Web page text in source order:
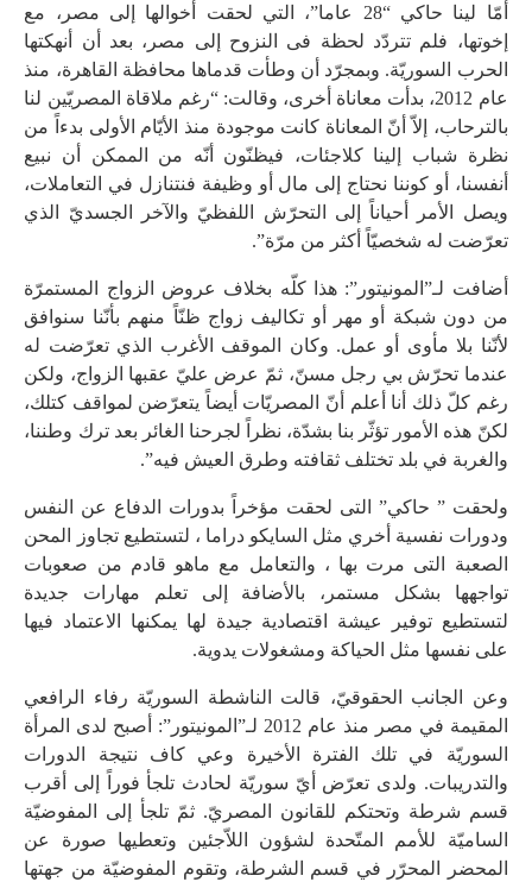
أمّا لينا حاكي “28 عاما”، التي لحقت أخوالها إلى مصر، مع
إخوتها، فلم تتردّد لحظة فى النزوح إلى مصر، بعد أن أنهكتها
الحرب السوريّة. وبمجرّد أن وطأت قدماها محافظة القاهرة، منذ
عام 2012، بدأت معاناة أخرى، وقالت: “رغم ملاقاة المصريّين لنا
بالترحاب، إلاّ أنّ المعاناة كانت موجودة منذ الأيّام الأولى بدءاً من
نظرة شباب إلينا كلاجئات، فيظنّون أنّه من الممكن أن نبيع
أنفسنا، أو كوننا نحتاج إلى مال أو وظيفة فنتنازل في التعاملات،
ويصل الأمر أحياناً إلى التحرّش اللفظيّ والآخر الجسديّ الذي
تعرّضت له شخصيّاً أكثر من مرّة”.
أضافت لـ”المونيتور”: هذا كلّه بخلاف عروض الزواج المستمرّة
من دون شبكة أو مهر أو تكاليف زواج ظنّاً منهم بأنّنا سنوافق
لأنّنا بلا مأوى أو عمل. وكان الموقف الأغرب الذي تعرّضت له
عندما تحرّش بي رجل مسنّ، ثمّ عرض عليّ عقبها الزواج، ولكن
رغم كلّ ذلك أنا أعلم أنّ المصريّات أيضاً يتعرّضن لمواقف كتلك،
لكنّ هذه الأمور تؤثّر بنا بشدّة، نظراً لجرحنا الغائر بعد ترك وطننا،
والغربة في بلد تختلف ثقافته وطرق العيش فيه”.
ولحقت ” حاكي” التى لحقت مؤخراً بدورات الدفاع عن النفس
ودورات نفسية أخري مثل السايكو دراما ، لتستطيع تجاوز المحن
الصعبة التى مرت بها ، والتعامل مع ماهو قادم من صعوبات
تواجهها بشكل مستمر، بالأضافة إلى تعلم مهارات جديدة
لتستطيع توفير عيشة اقتصادية جيدة لها يمكنها الاعتماد فيها
على نفسها مثل الحياكة ومشغولات يدوية.
وعن الجانب الحقوقيّ، قالت الناشطة السوريّة رفاء الرافعي
المقيمة في مصر منذ عام 2012 لـ”المونيتور”: أصبح لدى المرأة
السوريّة في تلك الفترة الأخيرة وعي كاف نتيجة الدورات
والتدريبات. ولدى تعرّض أيّ سوريّة لحادث تلجأ فوراً إلى أقرب
قسم شرطة وتحتكم للقانون المصريّ. ثمّ تلجأ إلى المفوضيّة
الساميّة للأمم المتّحدة لشؤون اللاّجئين وتعطيها صورة عن
المحضر المحرّر في قسم الشرطة، وتقوم المفوضيّة من جهتها